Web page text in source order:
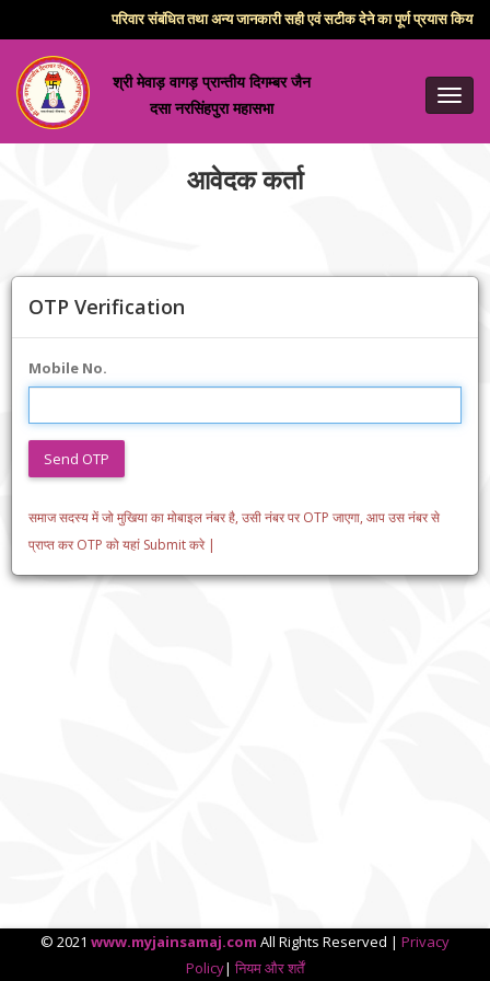
परिवार संबंधित तथा अन्य जानकारी सही एवं सटीक देने का पूर्ण प्रयास
श्री मेवाड़ वागड़ प्रान्तीय दिगम्बर जैन
दसा नरसिंहपुरा महासभा
आवेदक कर्ता
OTP Verification
Mobile No.
Send OTP
समाज सदस्य में जो मुखिया का मोबाइल नंबर है, उसी नंबर पर OTP जाएगा, आप उस नंबर से
प्राप्त कर OTP को यहां Submit करे |
© 2021 www.myjainsamaj.com All Rights Reserved | Privacy
Policy| नियम और शर्तें